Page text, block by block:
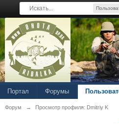
Портал Форумы
Форум → Просмотр профиля: Dmitriy K